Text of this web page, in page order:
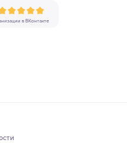
в ВКонтакте